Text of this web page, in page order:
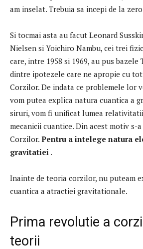
am inselat. Trebuia sa incepi de la
Si tocmai asta au facut Leonard
Nielsen si Yoichiro Nambu, cei trei
care, intre 1958 si 1969, au pus
dintre ipotezele care ne apropie cu
Corzilor. De indata ce problemele lor
vom putea explica natura cuantica a
siruri, vom fi unificat lumea relativitatii
mecanicii cuantice. Din acest motiv s-
Corzilor. Pentru a intelege natura
gravitatiei .
Inainte de teoria corzilor, nu puteam
cuantica a atractiei gravitationale.
Prima revolutie a
teorii